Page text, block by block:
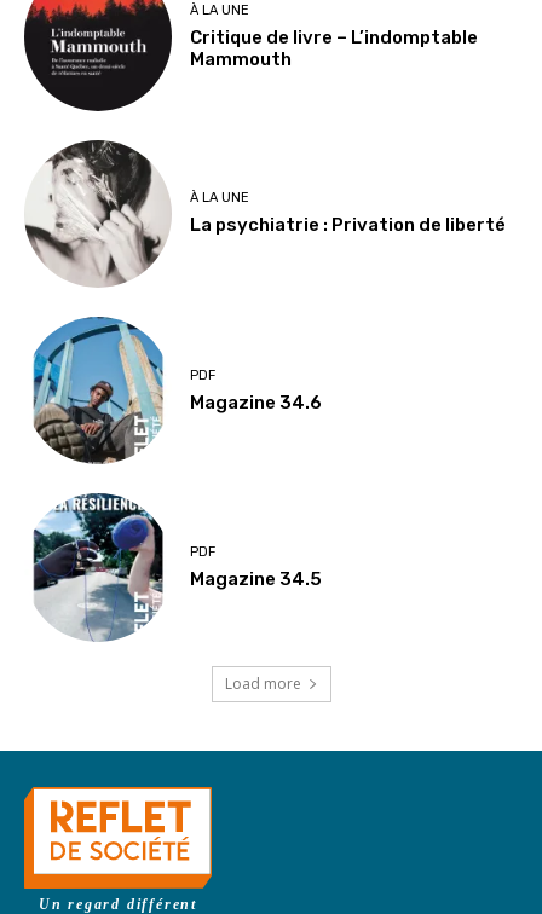
À LA UNE
Critique de livre – L’indomptable
Mammouth
À LA UNE
La psychiatrie : Privation de liberté
PDF
Magazine 34.6
PDF
Magazine 34.5
Load more
Un regard différent